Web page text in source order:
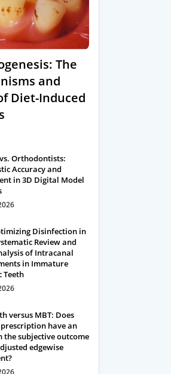
The
and
Diet-Induced
Orthodontists:
Accuracy and
in 3D Digital Model
Disinfection in
Review and
of Intracanal
in Immature
Teeth
versus MBT: Does
have an
the subjective outcome
edgewise